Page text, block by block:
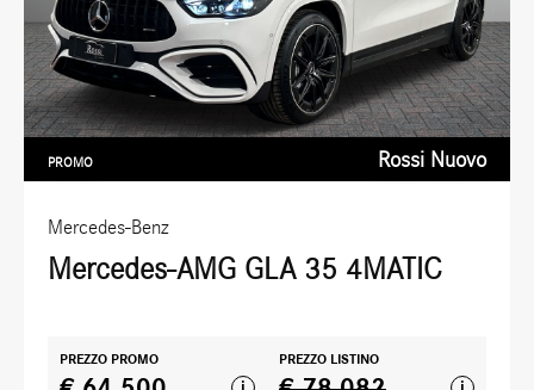
Mercedes-Benz
Mercedes-AMG GLA 35 4MATIC
PROMO Rossi Nuovo
PREZZO PROMO PREZZO LISTINO